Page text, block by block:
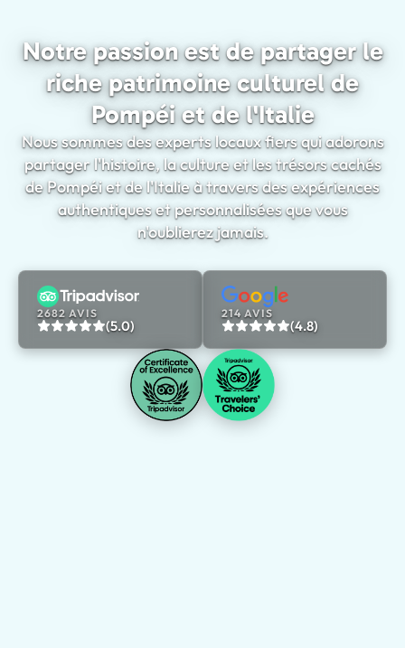
Notre passion est de partager le
riche patrimoine culturel de
Pompéi et de l'Italie
Nous sommes des experts locaux fiers qui adorons
partager l'histoire, la culture et les trésors cachés
de Pompéi et de l'Italie à travers des expériences
authentiques et personnalisées que vous
n'oublierez jamais.
2682 AVIS
(5.0)
214 AVIS
(4.8)